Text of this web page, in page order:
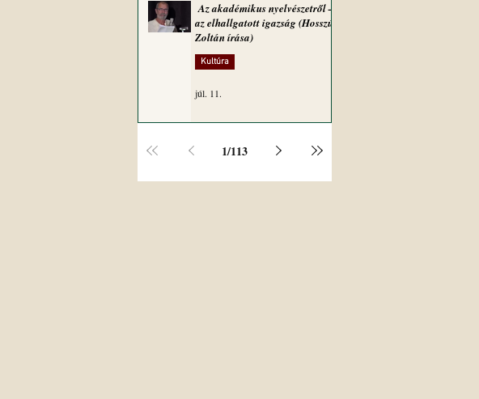
Az akadémikus nyelvészetről –
az elhallgatott igazság (Hosszú
Zoltán írása)
Kultúra
júl. 11.
1/113